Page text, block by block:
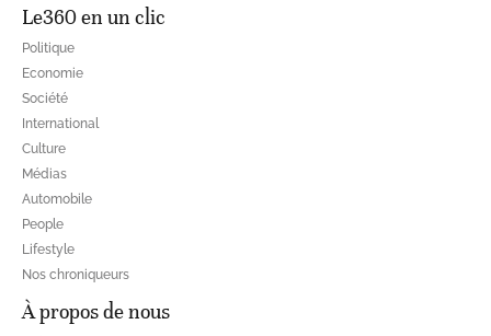
Le360 en un clic
Politique
Economie
Société
International
Culture
Médias
Automobile
People
Lifestyle
Nos chroniqueurs
À propos de nous